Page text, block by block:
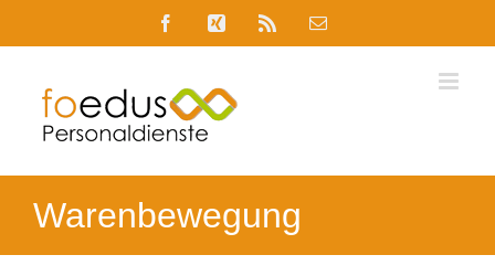
FacebookXing
E-
Warenbewegung